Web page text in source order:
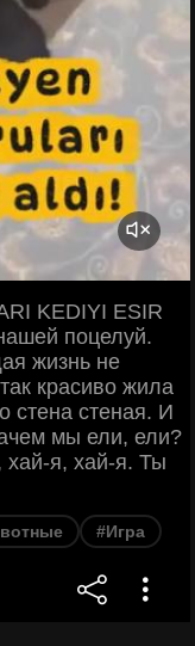
KEDIYI ESIR
поцелуй.
жизнь не
красиво жила
стена стеная. И
мы ели, ели?
хай-я, хай-я. Ты
#Игра